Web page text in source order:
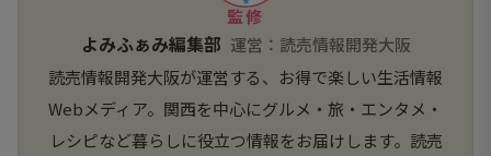
監修
よみふぁみ編集部 運営：読売情報開発大阪
読売情報開発大阪が運営する、お得で楽しい生活情報
Webメディア。関西を中心にグルメ・旅・エンタメ・
レシピなど暮らしに役立つ情報をお届けします。読売